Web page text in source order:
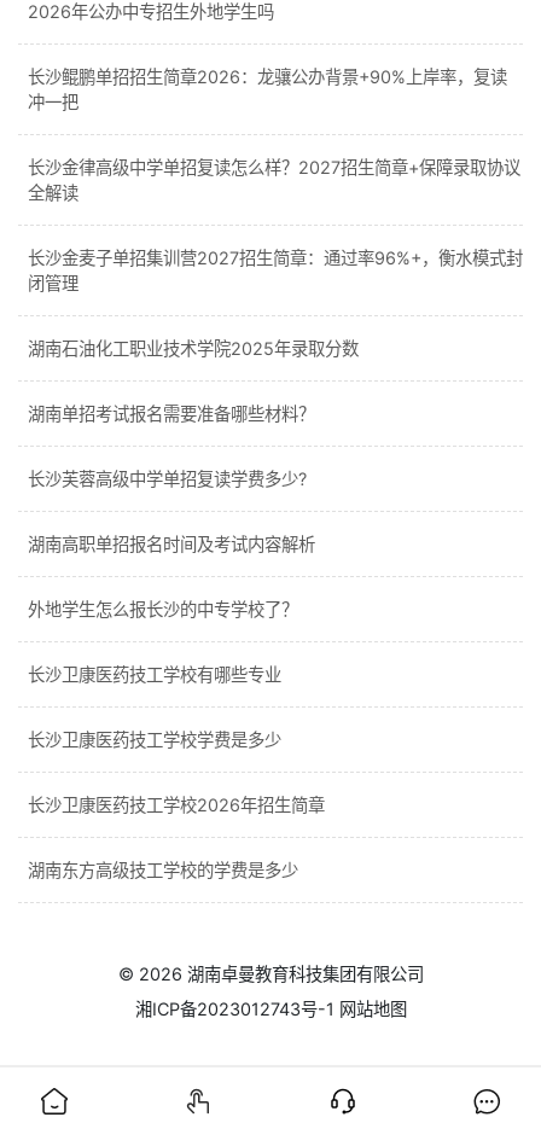
2026年公办中专招生外地学生吗
长沙鲲鹏单招招生简章2026：龙骧公办背景+90%上岸率，复读
冲一把
长沙金律高级中学单招复读怎么样？2027招生简章+保障录取协议
全解读
长沙金麦子单招集训营2027招生简章：通过率96%+，衡水模式封
闭管理
湖南石油化工职业技术学院2025年录取分数
湖南单招考试报名需要准备哪些材料？
长沙芙蓉高级中学单招复读学费多少?
湖南高职单招报名时间及考试内容解析
外地学生怎么报长沙的中专学校了？
长沙卫康医药技工学校有哪些专业
长沙卫康医药技工学校学费是多少
长沙卫康医药技工学校2026年招生简章
湖南东方高级技工学校的学费是多少
© 2026 湖南卓曼教育科技集团有限公司
湘ICP备2023012743号-1 网站地图